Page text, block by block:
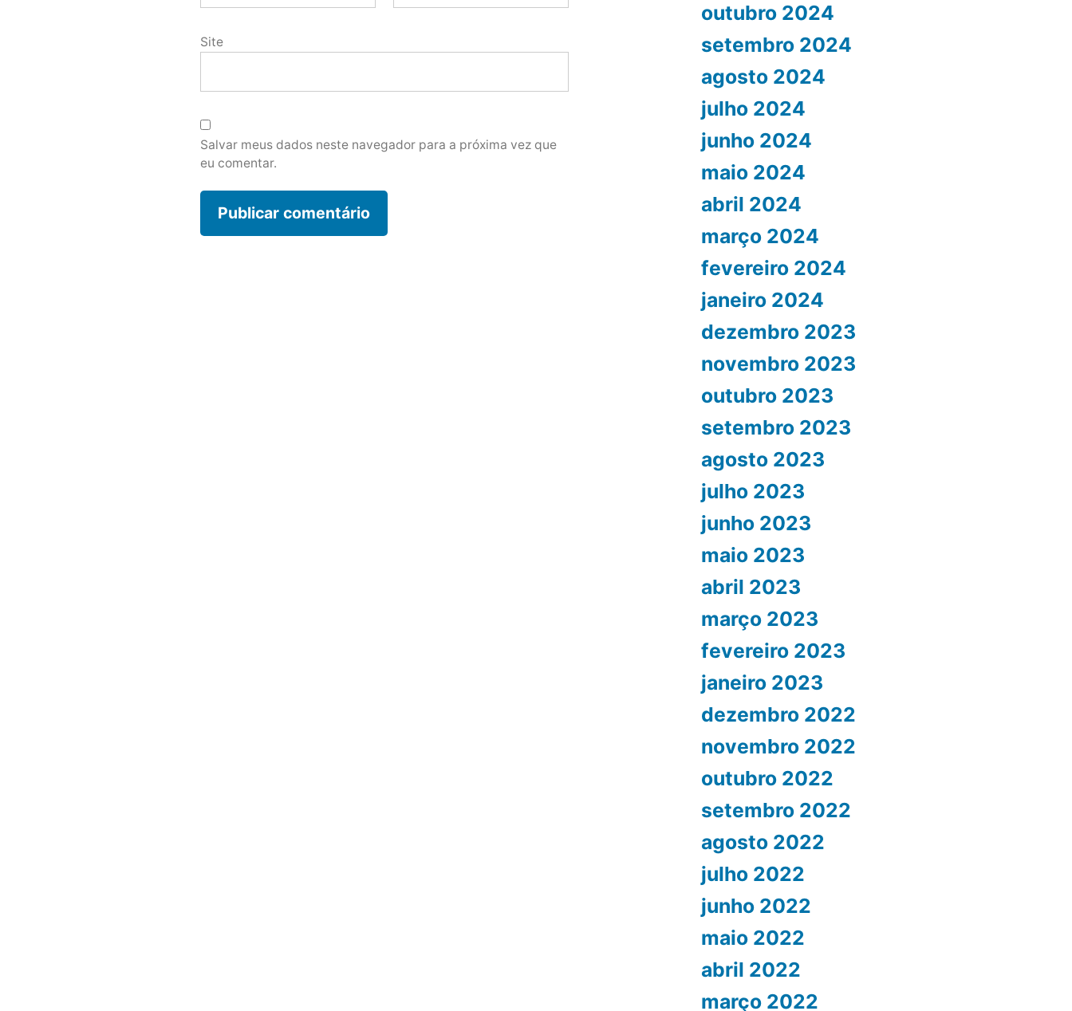
Site
Salvar meus dados neste navegador para a próxima vez que
eu comentar.
outubro 2024
setembro 2024
agosto 2024
julho 2024
junho 2024
maio 2024
abril 2024
março 2024
fevereiro 2024
janeiro 2024
dezembro 2023
novembro 2023
outubro 2023
setembro 2023
agosto 2023
julho 2023
junho 2023
maio 2023
abril 2023
março 2023
fevereiro 2023
janeiro 2023
dezembro 2022
novembro 2022
outubro 2022
setembro 2022
agosto 2022
julho 2022
junho 2022
maio 2022
abril 2022
março 2022